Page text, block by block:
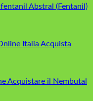
Abstral (Fentanil)
Acquista
Acquistare il Nembutal